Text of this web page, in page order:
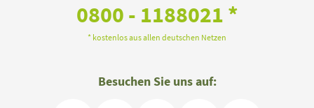
0800 - 1188021 *
* kostenlos aus allen deutschen Netzen
Besuchen Sie uns auf: